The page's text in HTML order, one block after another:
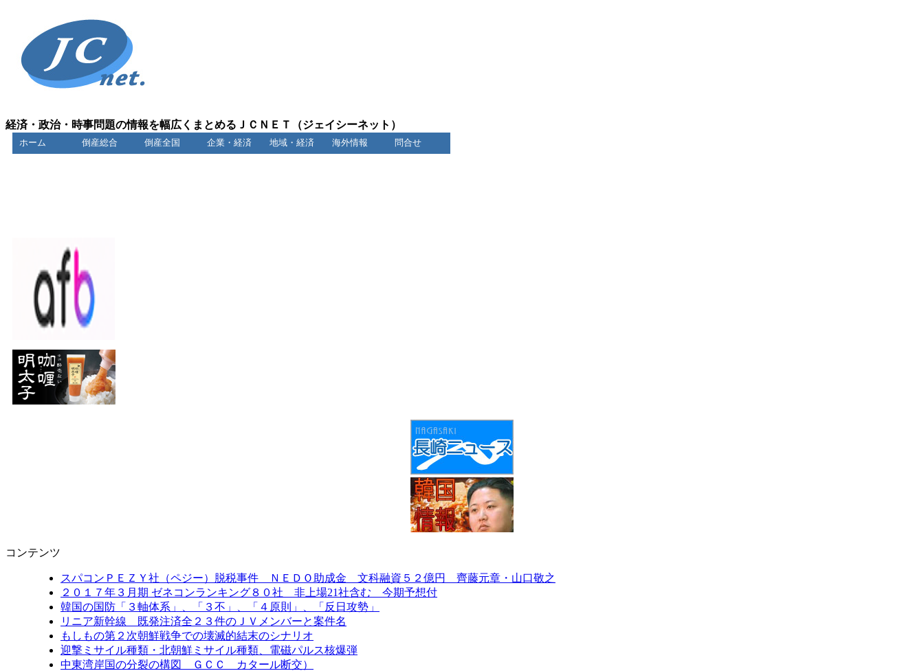
経済・政治・時事問題の情報を幅広くまとめるＪＣＮＥＴ（ジェイシーネット）
ホーム 倒産総合 倒産全国 企業・経済 地域・経済 海外情報 問合せ
コンテンツ
スパコンＰＥＺＹ社（ペジー）脱税事件 ＮＥＤＯ助成金 文科融資５２億円 齊藤元章・山口敬之
２０１７年３月期 ゼネコンランキング８０社 非上場21社含む 今期予想付
韓国の国防「３軸体系」、「３不」、「４原則」、「反日攻勢」
リニア新幹線 既発注済全２３件のＪＶメンバーと案件名
もしもの第２次朝鮮戦争での壊滅的結末のシナリオ
迎撃ミサイル種類・北朝鮮ミサイル種類、電磁パルス核爆弾
中東湾岸国の分裂の構図 ＧＣＣ カタール断交）